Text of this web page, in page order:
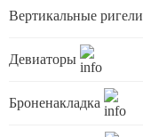
Вертикальные ригели
Девиаторы
Броненакладка